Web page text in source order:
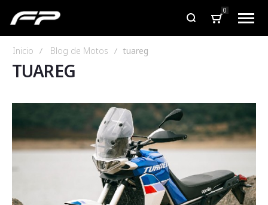
0
Inicio Blog de Motos tuareg
TUAREG